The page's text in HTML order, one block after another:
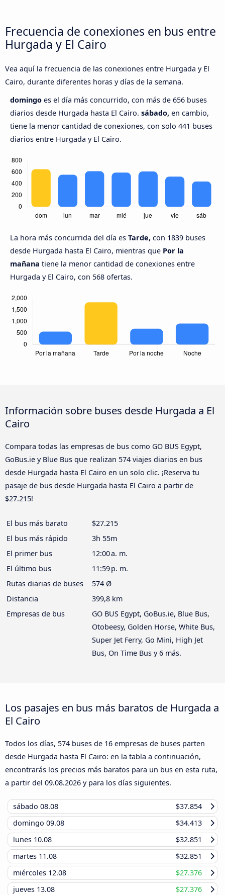
Frecuencia de conexiones en bus entre
Hurgada y El Cairo
Vea aquí la frecuencia de las conexiones entre Hurgada y El
Cairo, durante diferentes horas y días de la semana.
domingo es el día más concurrido, con más de 656 buses
diarios desde Hurgada hasta El Cairo. sábado, en cambio,
tiene la menor cantidad de conexiones, con solo 441 buses
diarios entre Hurgada y El Cairo.
La hora más concurrida del día es Tarde, con 1839 buses
desde Hurgada hasta El Cairo, mientras que Por la
mañana tiene la menor cantidad de conexiones entre
Hurgada y El Cairo, con 568 ofertas.
Información sobre buses desde Hurgada a El
Cairo
Compara todas las empresas de bus como GO BUS Egypt,
GoBus.ie y Blue Bus que realizan 574 viajes diarios en bus
desde Hurgada hasta El Cairo en un solo clic. ¡Reserva tu
pasaje de bus desde Hurgada hasta El Cairo a partir de
$27.215!
El bus más barato
$27.215
El bus más rápido
3h 55m
El primer bus
12:00 a. m.
El último bus
11:59 p. m.
Rutas diarias de buses
574 Ø
Distancia
399,8 km
Empresas de bus
GO BUS Egypt, GoBus.ie, Blue Bus,
Otobeesy, Golden Horse, White Bus,
Super Jet Ferry, Go Mini, High Jet
Bus, On Time Bus y 6 más.
Los pasajes en bus más baratos de Hurgada a
El Cairo
Todos los días, 574 buses de 16 empresas de buses parten
desde Hurgada hasta El Cairo: en la tabla a continuación,
encontrarás los precios más baratos para un bus en esta ruta,
a partir del 09.08.2026 y para los días siguientes.
sábado 08.08
$37.854
domingo 09.08
$34.413
lunes 10.08
$32.851
martes 11.08
$32.851
miércoles 12.08
$27.376
jueves 13.08
$27.376